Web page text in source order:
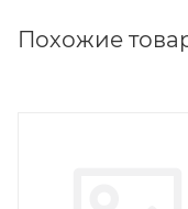
Похожие